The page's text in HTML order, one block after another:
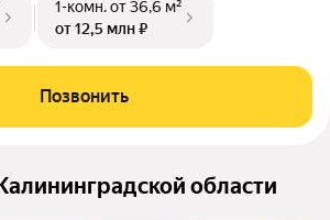
1-комн.от 36,6 м²
от 12,5 млн ₽
Позвонить
области